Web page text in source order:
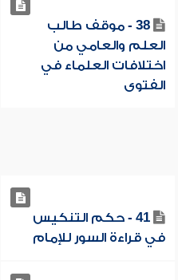
38 - موقف طالب
العلم والعامي من
اختلافات العلماء في
الفتوى
41 - حكم التنكيس
في قراءة السور للإمام